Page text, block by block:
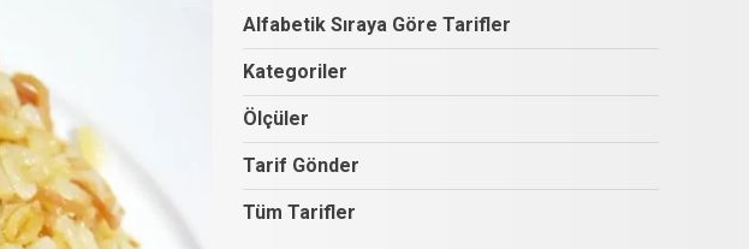
Alfabetik Sıraya Göre Tarifler
Kategoriler
Ölçüler
Tarif Gönder
Tüm Tarifler